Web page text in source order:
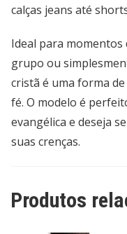
calças jeans até
Ideal para momentos
grupo ou
cristã é uma forma
fé. O modelo é
evangélica e deseja
suas crenças.
Produtos